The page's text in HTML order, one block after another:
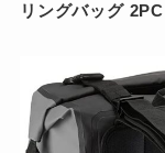
リングバッグ 2PC